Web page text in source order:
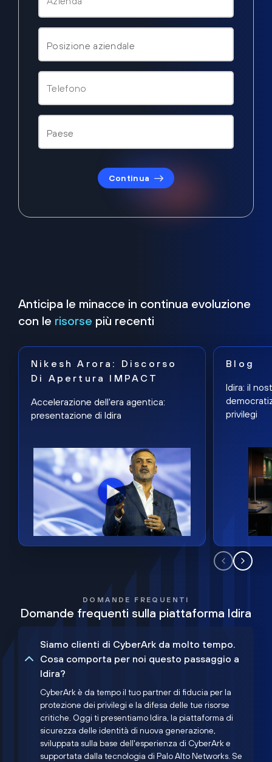
Continua
Anticipa le minacce in continua evoluzione
con le risorse più recenti
Nikesh Arora: Discorso
Di Apertura IMPACT
Accelerazione dell'era agentica:
presentazione di Idira
Blog
Idira: il
privilegi
DOMANDE FREQUENTI
Domande frequenti sulla piattaforma Idira
Siamo clienti di CyberArk da molto tempo.
Cosa comporta per noi questo passaggio a
Idira?
CyberArk è da tempo il tuo partner di fiducia per la
protezione dei privilegi e la difesa delle tue risorse
critiche. Oggi ti presentiamo Idira, la piattaforma di
sicurezza delle identità di nuova generazione,
sviluppata sulla base dell'esperienza di CyberArk e
supportata dalla tecnologia di Palo Alto Networks. Se